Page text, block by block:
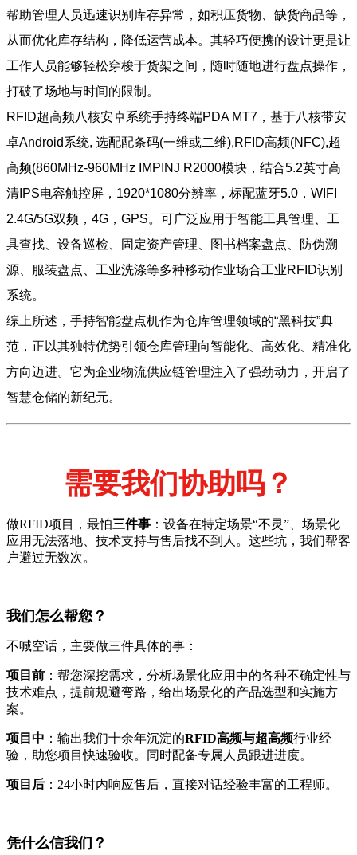
帮助管理人员迅速识别库存异常，如积压货物、缺货商品等，
从而优化库存结构，降低运营成本。其轻巧便携的设计更是让
工作人员能够轻松穿梭于货架之间，随时随地进行盘点操作，
打破了场地与时间的限制。
RFID超高频八核安卓系统手持终端PDA MT7，基于八核带安
卓Android系统, 选配配条码(一维或二维),RFID高频(NFC),超
高频(860MHz-960MHz IMPINJ R2000模块，结合5.2英寸高
清IPS电容触控屏，1920*1080分辨率，标配蓝牙5.0，WIFI
2.4G/5G双频，4G，GPS。可广泛应用于智能工具管理、工
具查找、设备巡检、固定资产管理、图书档案盘点、防伪溯
源、服装盘点、工业洗涤等多种移动作业场合工业RFID识别
系统。
综上所述，手持智能盘点机作为仓库管理领域的“黑科技”典
范，正以其独特优势引领仓库管理向智能化、高效化、精准化
方向迈进。它为企业物流供应链管理注入了强劲动力，开启了
智慧仓储的新纪元。
需要我们协助吗？
做RFID项目，最怕三件事 ：设备在特定场景“不灵”、场景化
应用无法落地、技术支持与售后找不到人。这些坑，我们帮客
户避过无数次。
我们怎么帮您？
不喊空话，主要做三件具体的事：
项目前 ：帮您深挖需求，分析场景化应用中的各种不确定性与
技术难点，提前规避弯路，给出场景化的产品选型和实施方
案。
项目中 ：输出我们十余年沉淀的RFID高频与超高频行业经
验，助您项目快速验收。同时配备专属人员跟进进度。
项目后 ：24小时内响应售后，直接对话经验丰富的工程师。
凭什么信我们？